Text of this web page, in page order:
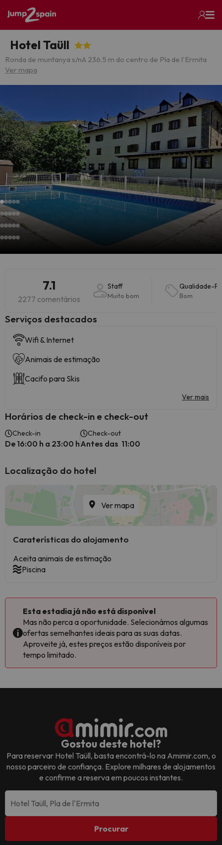
Hotel Taüll
Ronda de muntanya s/nA 236.5 m do centro de Pla de l'Ermita
Ver mapa
7.1
2277 comentários
Staff
Muito bom
Qualidade-
Bom
Serviços destacados
Wifi & Internet
Animais de estimação
Cacifo para Skis
Ver mais
Horários de check-in e check-out
Check-in
De 16:00 h a 23:00 h
Check-out
Antes das 11:00
Localização do hotel
Ver mapa
Caraterísticas do alojamento
Aceita animais de estimação
Piscina
Esta estadia já não está disponível
Mas não perca a oportunidade. Selecionámos algumas
ofertas semelhantes ideais para as suas datas.
Aproveite já, estes preços estão disponíveis por
tempo limitado.
Gostou deste hotel?
Para reservar Hotel Taüll, basta encontrá-lo na Amimir.com, o
nosso parceiro de confiança. Explore milhares de alojamentos
e confirme a reserva em poucos instantes.
Procurar